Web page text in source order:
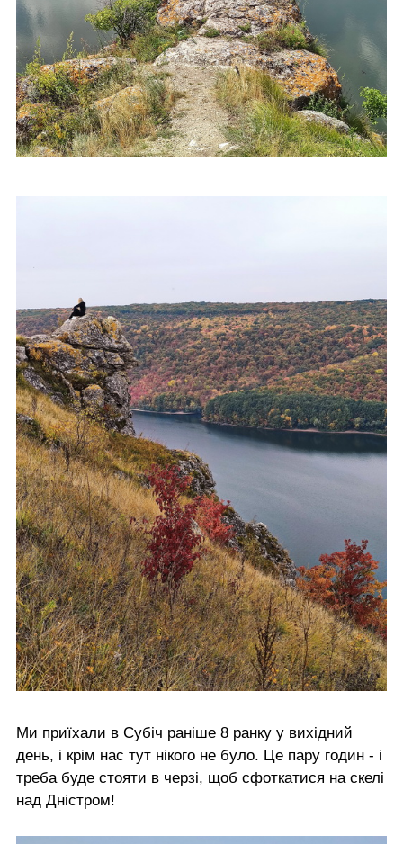
Ми приїхали в Субіч раніше 8 ранку у вихідний
день, і крім нас тут нікого не було. Це пару годин - і
треба буде стояти в черзі, щоб сфоткатися на скелі
над Дністром!